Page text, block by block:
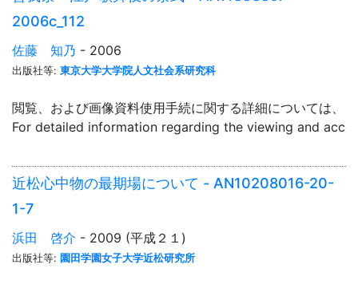
2006c_112
佐藤 知乃 - 2006
出版社等: 東京大学大学院人文社会系研究科
閲覧、および画像資料使用手続に関する詳細については、「
For detailed information regarding the viewing and
近松心中物の最期場について - AN10208016-20-
1-7
浜田 啓介 - 2009 (平成２１)
出版社等: 園田学園女子大学近松研究所